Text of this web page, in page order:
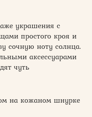
украшения с
простого кроя и
сочную ноту солнца.
аксессуарами
чуть
на кожаном шнурке